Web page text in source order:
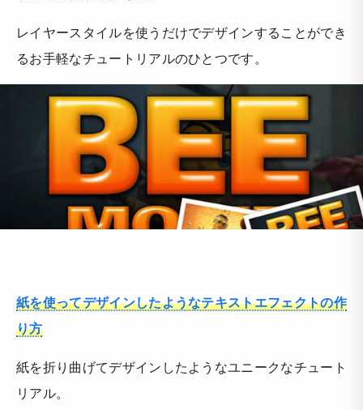
レイヤースタイルを使うだけでデザインすることができ
るお手軽なチュートリアルのひとつです。
紙を使ってデザインしたようなテキストエフェクトの作
り方
紙を折り曲げてデザインしたようなユニークなチュート
リアル。